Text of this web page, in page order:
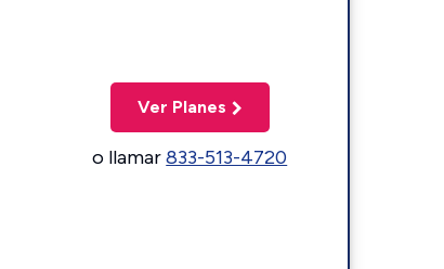
Ver Planes
o llamar833-513-4720